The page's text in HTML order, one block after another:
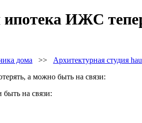
ИЖС
дома >> Архитектурная студия
а можно быть на связи:
быть на связи: